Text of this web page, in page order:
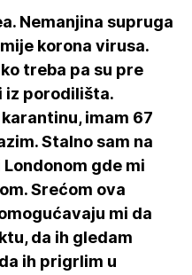
Nemanjina supruga
korona virusa.
treba pa su pre
iz porodilišta.
imam 67
Stalno sam na
Londonom gde mi
Srećom ova
mi da
da ih gledam
ih prigrlim u